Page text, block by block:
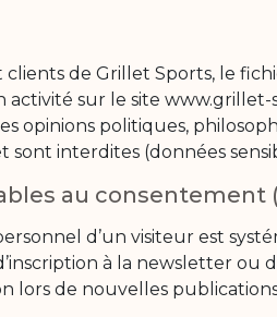
de Grillet Sports, le
activité sur le site
opinions politiques,
sont interdites (données
au consentement
d’un visiteur est
à la newsletter
de nouvelles